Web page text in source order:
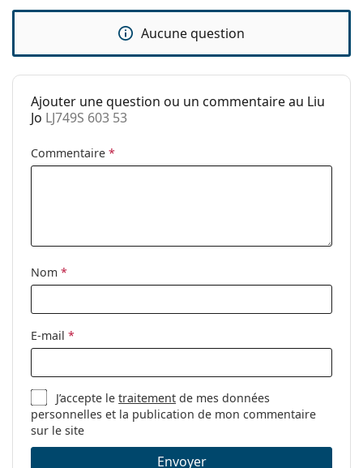
Pour femmes
Catégorie:
Lunettes de soleil
Utilisation:
Aucune question
Ajouter une question ou un commentaire au Liu
Jo LJ749S 603 53
Commentaire *
Nom *
E-mail *
J’accepte letraitement de mes données
personnelles et la publication de mon commentaire
sur le site
Envoyer